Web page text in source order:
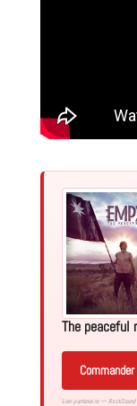
The peaceful
Lien partenaire —